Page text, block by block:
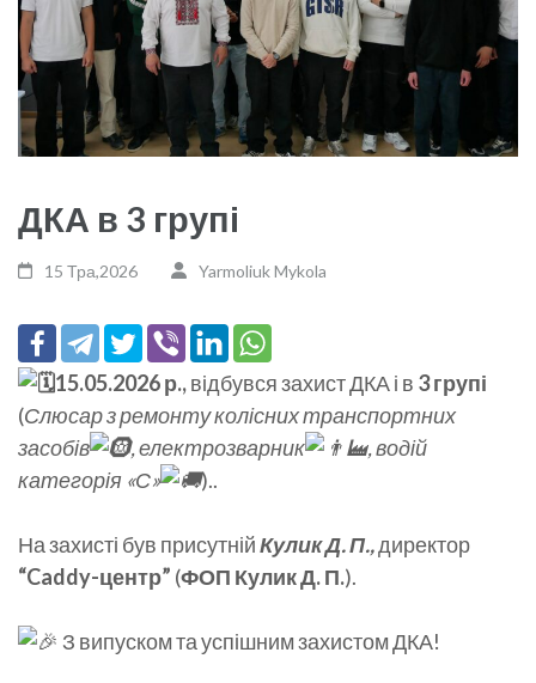
ДКА в 3 групі
15 Тра,2026 Yarmoliuk Mykola
15.05.2026 р.,відбувся захист ДКА і в 3 групі
(Слюсар з ремонту колісних транспортних
засобів
, електрозварник
, водій
категорія «С»
)..
На захисті був присутнійКулик Д. П.,директор
“Caddy-центр” (ФОП Кулик Д. П.).
З випуском та успішним захистом ДКА!